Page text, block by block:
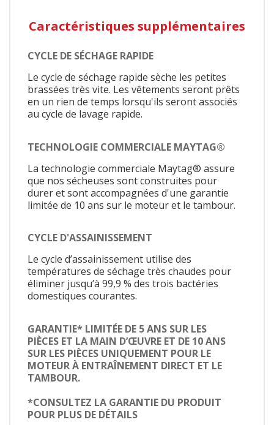
Caractéristiques supplémentaires
CYCLE DE SÉCHAGE RAPIDE
Le cycle de séchage rapide sèche les petites
brassées très vite. Les vêtements seront prêts
en un rien de temps lorsqu'ils seront associés
au cycle de lavage rapide.
TECHNOLOGIE COMMERCIALE MAYTAG®
La technologie commerciale Maytag® assure
que nos sécheuses sont construites pour
durer et sont accompagnées d'une garantie
limitée de 10 ans sur le moteur et le tambour.
CYCLE D'ASSAINISSEMENT
Le cycle d’assainissement utilise des
températures de séchage très chaudes pour
éliminer jusqu’à 99,9 % des trois bactéries
domestiques courantes.
GARANTIE* LIMITÉE DE 5 ANS SUR LES
PIÈCES ET LA MAIN D’ŒUVRE ET DE 10 ANS
SUR LES PIÈCES UNIQUEMENT POUR LE
MOTEUR À ENTRAÎNEMENT DIRECT ET LE
TAMBOUR.
*CONSULTEZ LA GARANTIE DU PRODUIT
POUR PLUS DE DÉTAILS